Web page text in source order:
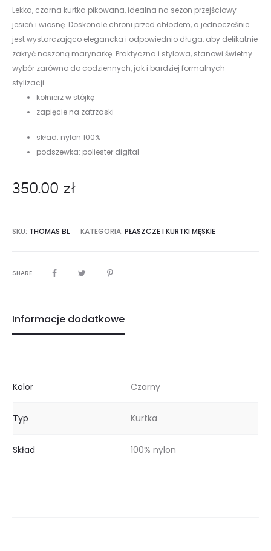
Lekka, czarna kurtka pikowana, idealna na sezon przejściowy –
jesień i wiosnę. Doskonale chroni przed chłodem, a jednocześnie
jest wystarczająco elegancka i odpowiednio długa, aby delikatnie
zakryć noszoną marynarkę. Praktyczna i stylowa, stanowi świetny
wybór zarówno do codziennych, jak i bardziej formalnych
stylizacji.
kołnierz w stójkę
zapięcie na zatrzaski
skład: nylon 100%
podszewka: poliester digital
350.00 zł
SKU: THOMAS BL KATEGORIA: PŁASZCZE I KURTKI MĘSKIE
SHARE
Informacje dodatkowe
Kolor Czarny
Typ Kurtka
Skład 100% nylon